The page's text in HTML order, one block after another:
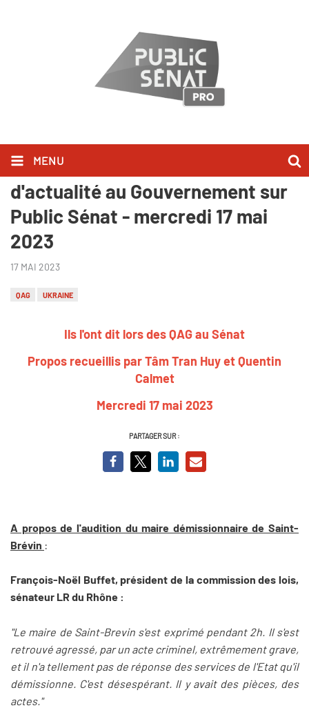
MENU
Ils l'ont dit lors des Questions
d'actualité au Gouvernement sur
Public Sénat - mercredi 17 mai
2023
17 MAI 2023
QAG UKRAINE
Ils l'ont dit lors des QAG au Sénat
Propos recueillis parTâm Tran Huyet Quentin
Calmet
Mercredi 17 mai 2023
PARTAGER SUR :
A propos de l'audition du maire démissionnaire de Saint-
Brévin :
François-Noël Buffet, président de la commission des lois,
sénateur LR du Rhône :
"Le maire de Saint-Brevin s'est exprimé pendant 2h. Il s'est
retrouvé agressé, par un acte criminel, extrêmement grave,
et il n'a tellement pas de réponse des services de l'Etat qu'il
démissionne. C'est désespérant. Il y avait des pièces, des
actes."